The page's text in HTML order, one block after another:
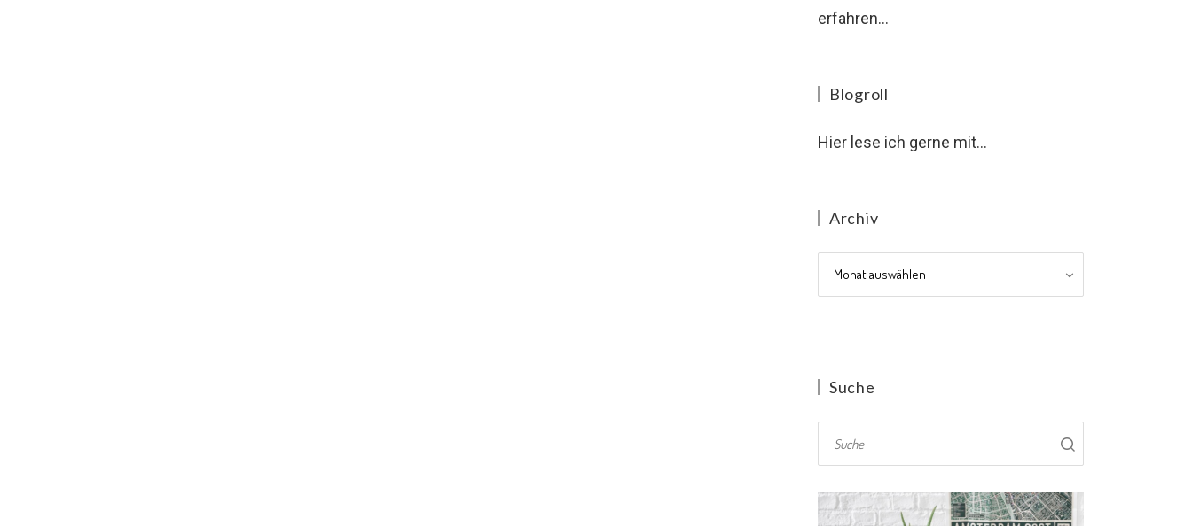
erfahren...
Blogroll
Hier lese ich gerne mit...
Archiv
Archiv
Suche